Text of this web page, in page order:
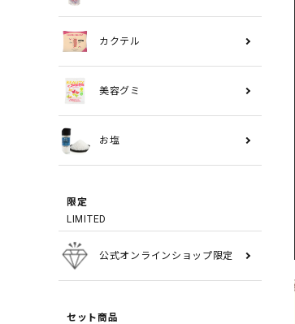
カクテル
美容グミ
お塩
限定
LIMITED
公式オンラインショップ限定
セット商品